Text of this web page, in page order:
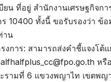
น ที่อยู่ สำนักงานเศรษฐกิจก
10400 ทั้งนี้ ขอรับรองว่า ข้อ
าน
การ: สามารถส่งคำชี้แจงโต้
ห
รามที่ 6 แขวงพญาไท เขตพ